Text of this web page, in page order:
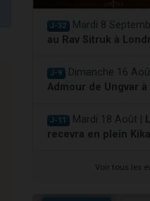
J-32 Mardi 8
au Rav Sitruk à
J-9 Dimanche 16
Admour de Ungvar à
J-11 Mardi 18 Août |
recevra en plein
Voir tous les